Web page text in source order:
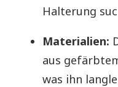
Halterung
Materialien:
aus
was ihn